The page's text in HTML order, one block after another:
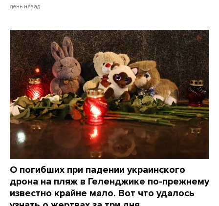
день назад
О погибших при падении украинского
дрона на пляж в Геленджике по-прежнему
известно крайне мало. Вот что удалось